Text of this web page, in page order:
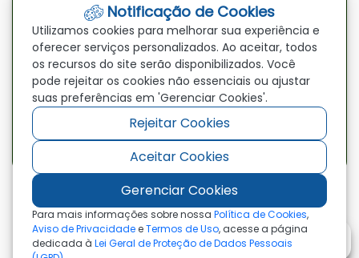
ouvidoria@paranatinga.mt.gov.br
Localização
Av. Brasil, 1900, Centro, Paranatinga/MT, 78870-000
Redes Sociais
Acessar
a
Rede
Social
Acessar
a
Rede
Social
Acessar
a
Rede
Social
©2026 - Prefeitura Municipal de Paranatinga - MT
- Todos os direitos reservados
Notificação de Cookies
Utilizamos cookies para melhorar sua experiência e
oferecer serviços personalizados. Ao aceitar, todos
os recursos do site serão disponibilizados. Você
pode rejeitar os cookies não essenciais ou ajustar
suas preferências em 'Gerenciar Cookies'.
Rejeitar Cookies
Aceitar Cookies
Gerenciar Cookies
Para mais informações sobre nossa Política de Cookies,
Aviso de PrivacidadeeTermos de Uso, acesse a página
dedicada à Lei Geral de Proteção de Dados Pessoais